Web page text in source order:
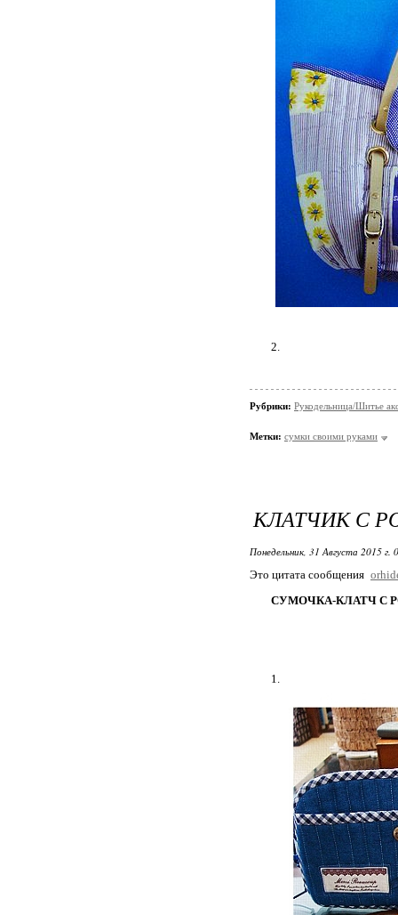
2.
Рубрики: Рукодельница/Шитье
Метки: сумки своими руками
КЛАТЧИК С
Понедельник, 31 Августа 2015 г.
Это цитата сообщения
СУМОЧКА-КЛАТЧ С
1.